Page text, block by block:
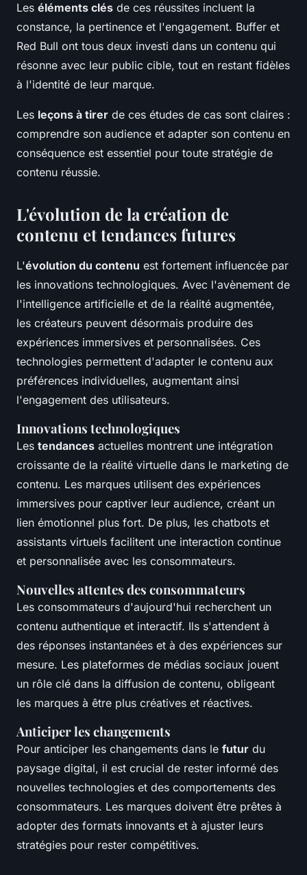
Les éléments clés de ces réussites incluent la
constance, la pertinence et l'engagement. Buffer et
Red Bull ont tous deux investi dans un contenu qui
résonne avec leur public cible, tout en restant fidèles
à l'identité de leur marque.
Les leçons à tirer de ces études de cas sont claires :
comprendre son audience et adapter son contenu en
conséquence est essentiel pour toute stratégie de
contenu réussie.
L'évolution de la création de
contenu et tendances futures
L'évolution du contenu est fortement influencée par
les innovations technologiques. Avec l'avènement de
l'intelligence artificielle et de la réalité augmentée,
les créateurs peuvent désormais produire des
expériences immersives et personnalisées. Ces
technologies permettent d'adapter le contenu aux
préférences individuelles, augmentant ainsi
l'engagement des utilisateurs.
Innovations technologiques
Les tendances actuelles montrent une intégration
croissante de la réalité virtuelle dans le marketing de
contenu. Les marques utilisent des expériences
immersives pour captiver leur audience, créant un
lien émotionnel plus fort. De plus, les chatbots et
assistants virtuels facilitent une interaction continue
et personnalisée avec les consommateurs.
Nouvelles attentes des consommateurs
Les consommateurs d'aujourd'hui recherchent un
contenu authentique et interactif. Ils s'attendent à
des réponses instantanées et à des expériences sur
mesure. Les plateformes de médias sociaux jouent
un rôle clé dans la diffusion de contenu, obligeant
les marques à être plus créatives et réactives.
Anticiper les changements
Pour anticiper les changements dans le futur du
paysage digital, il est crucial de rester informé des
nouvelles technologies et des comportements des
consommateurs. Les marques doivent être prêtes à
adopter des formats innovants et à ajuster leurs
stratégies pour rester compétitives.